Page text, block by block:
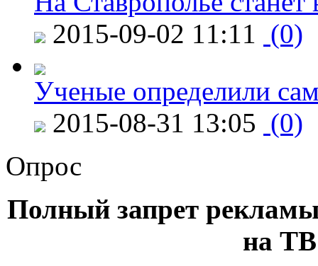
2015-09-02 11:11 (0)
Ученые определили
2015-08-31 13:05 (0)
Опрос
Полный запрет
на ТВ